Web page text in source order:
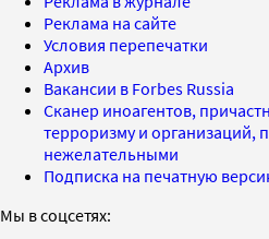
Реклама на сайте
Условия перепечатки
Архив
Вакансии в Forbes Russia
Сканер иноагентов,
терроризму и организаций,
нежелательными
Подписка на печатную
Мы в соцсетях: